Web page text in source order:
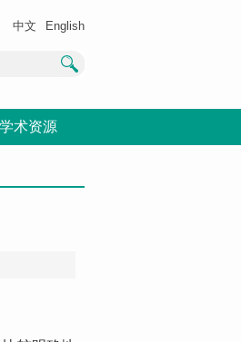
中文 English
学术资源